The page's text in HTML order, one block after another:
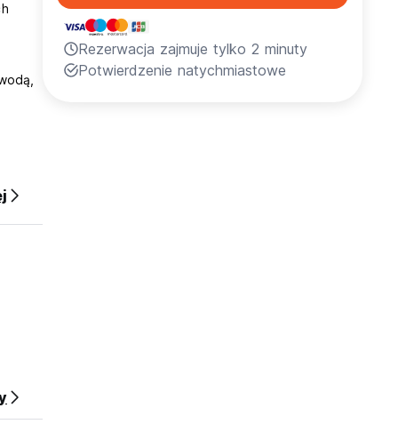
Rezerwacja zajmuje tylko 2 minuty
Potwierdzenie natychmiastowe